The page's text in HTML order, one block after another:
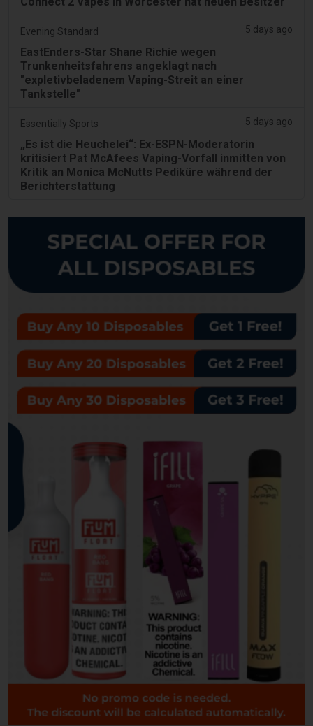
Evening Standard 5 days ago
EastEnders-Star Shane Richie wegen
Trunkenheitsfahrens angeklagt nach
"expletivbeladenem Vaping-Streit an einer
Tankstelle"
Essentially Sports 5 days ago
„Es ist die Heuchelei“: Ex-ESPN-Moderatorin
kritisiert Pat McAfees Vaping-Vorfall inmitten von
Kritik an Monica McNutts Pediküre während der
Berichterstattung